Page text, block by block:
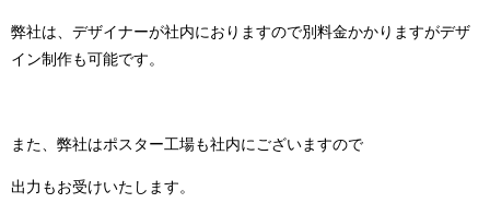
弊社は、デザイナーが社内におりますので別料金かかりますがデザ
イン制作も可能です。
また、弊社はポスター工場も社内にございますので
出力もお受けいたします。